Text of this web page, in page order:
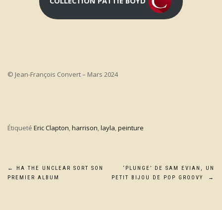
© Jean-François Convert – Mars 2024
Étiqueté Eric Clapton,harrison,layla,peinture
Navigation
←
HA THE UNCLEAR SORT SON
PREMIER ALBUM
‘PLUNGE’ DE SAM EVIAN, UN
PETIT BIJOU DE POP GROOVY
→